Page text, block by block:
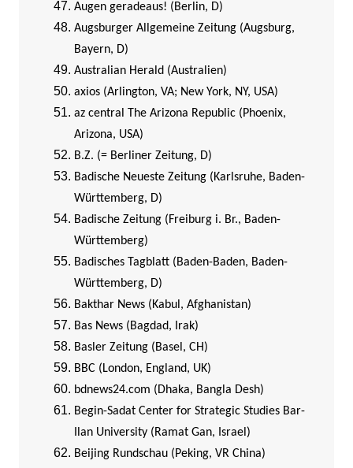
Augen geradeaus! (Berlin, D)
Augsburger Allgemeine Zeitung (Augsburg,
Bayern, D)
Australian Herald (Australien)
axios (Arlington, VA; New York, NY, USA)
az central The Arizona Republic (Phoenix,
Arizona, USA)
B.Z. (= Berliner Zeitung, D)
Badische Neueste Zeitung (Karlsruhe, Baden-
Württemberg, D)
Badische Zeitung (Freiburg i. Br., Baden-
Württemberg)
Badisches Tagblatt (Baden-Baden, Baden-
Württemberg, D)
Bakthar News (Kabul, Afghanistan)
Bas News (Bagdad, Irak)
Basler Zeitung (Basel, CH)
BBC (London, England, UK)
bdnews24.com (Dhaka, Bangla Desh)
Begin-Sadat Center for Strategic Studies Bar-
Ilan University (Ramat Gan, Israel)
Beijing Rundschau (Peking, VR China)